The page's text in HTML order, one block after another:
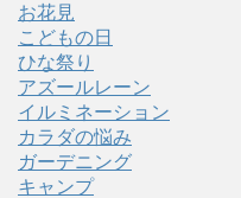
お花見
こどもの日
ひな祭り
アズールレーン
イルミネーション
カラダの悩み
ガーデニング
キャンプ